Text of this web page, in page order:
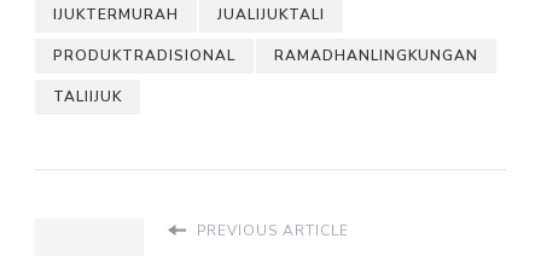
IJUKTERMURAH JUALIJUKTALI
PRODUKTRADISIONAL RAMADHANLINGKUNGAN
TALIIJUK
PREVIOUS ARTICLE